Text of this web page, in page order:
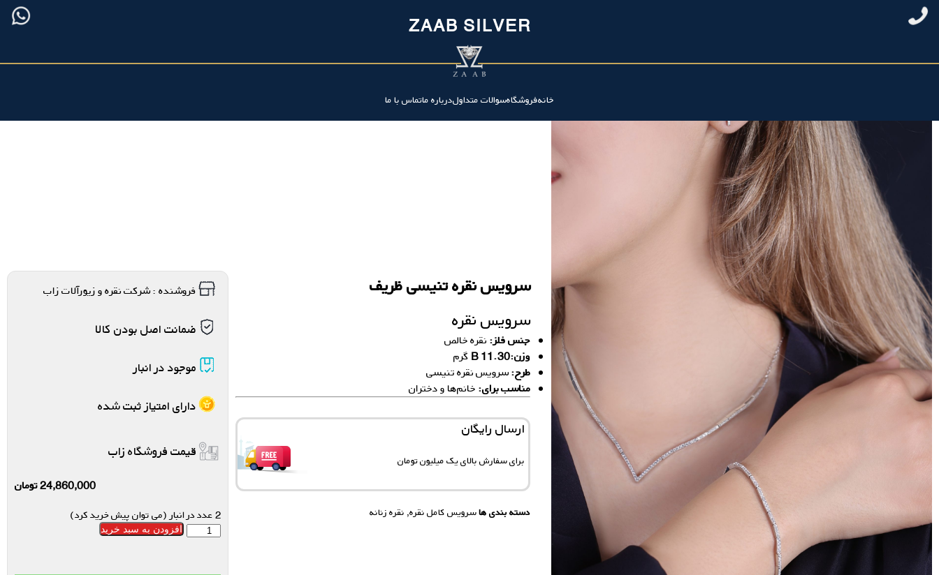
ZAAB SILVER
خانهفروشگاهسوالات متداولدرباره ماتماس با ما
خانه/
سرویس نقره تنیسی ظریف
سرویس نقره
جنس فلز: نقره خالص
وزن:11.30 B
گرم
طرح:سرویس نقره تنیسی
مناسب برای: خانم‌ها و دختران
ارسال رایگان
برای سفارش‌ بالای یک میلیون تومان
دسته بندی هاسرویس کامل نقره, نقره زنانه
فروشنده : شرکت نقره و زیورآلات زاب
ضمانت اصل بودن کالا
موجود در انبار
دارای امتیاز ثبت شده
قیمت فروشگاه زاب
24,860,000تومان
2 عدد در انبار (می توان پیش خرید کرد)
افزودن به سبد خرید